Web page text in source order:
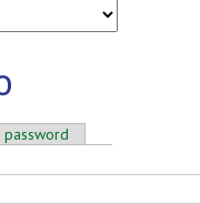
password